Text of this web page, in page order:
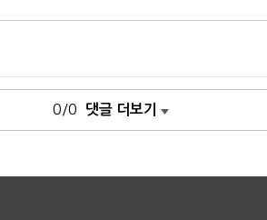
0/0 댓글 더보기